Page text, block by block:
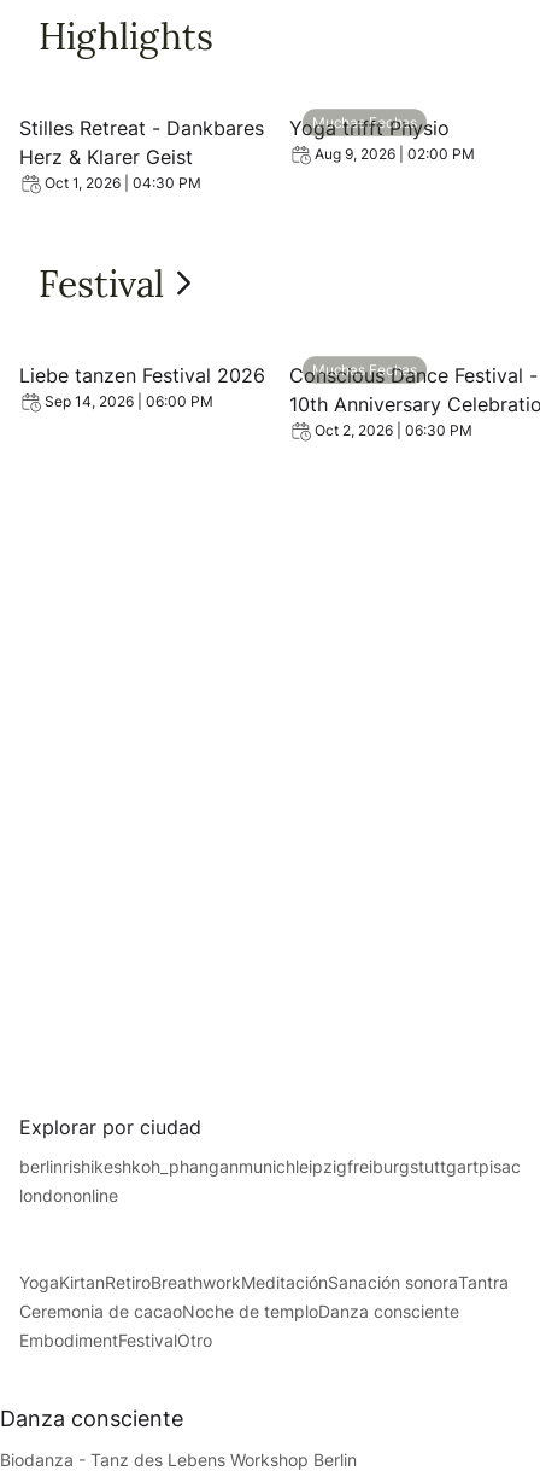
Highlights
View event: Stilles Retreat - Dankbares Herz & Klarer
Stilles Retreat - Dankbares
Herz & Klarer Geist
Oct 1, 2026 | 04:30 PM
View event: Yoga trifft
Muchas Fechas
Yoga trifft Physio
Aug 9, 2026 | 02:00 PM
View all Festival
Festival
View event: Liebe tanzen Festival 2026
Liebe tanzen Festival 2026
Sep 14, 2026 | 06:00 PM
View event: Conscious
Muchas Fechas
Conscious Dance Festival -
10th Anniversary
Oct 2, 2026 | 06:30 PM
Explorar por ciudad
berlinrishikeshkoh_phanganmunichleipzigfreiburgstuttgartpisac
londononline
YogaKirtanRetiroBreathworkMeditaciónSanación sonoraTantra
Ceremonia de cacaoNoche de temploDanza consciente
EmbodimentFestivalOtro
Danza consciente
Biodanza - Tanz des Lebens Workshop Berlin